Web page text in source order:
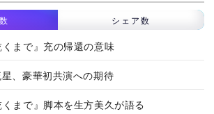
シェア数
くまで』充の帰還の意味
、豪華初共演への期待
くまで』脚本を生方美久が語る